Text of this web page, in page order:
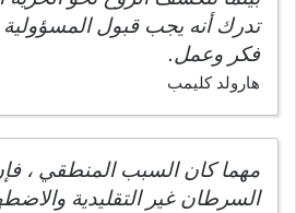
تدرك أنه يجب قبول
فكر وعمل.
هارولد كليمب
مهما كان السبب المنطقي ،
السرطان غير التقليدية